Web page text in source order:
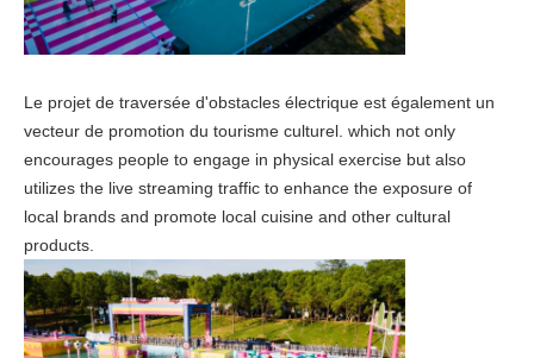
Le projet de traversée d'obstacles électrique est également un
vecteur de promotion du tourisme culturel. which not only
encourages people to engage in physical exercise but also
utilizes the live streaming traffic to enhance the exposure of
local brands and promote local cuisine and other cultural
products.